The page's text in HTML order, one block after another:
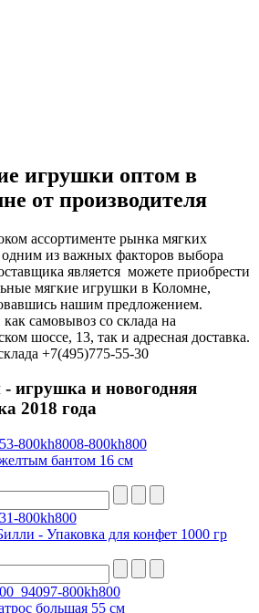
игрушки оптом в
от производителя
ассортименте рынка мягких
из важных факторов выбора
является можете приобрести
мягкие игрушки в Коломне,
нашим предложением.
самовывоз со склада на
шоссе, 13, так и адресная доставка.
+7(495)775-55-30
- игрушка и новогодняя
2018 года
бантом 16 см
- Упаковка для конфет 1000 гр
большая 55 см